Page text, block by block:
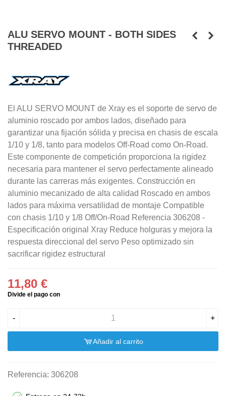
ALU SERVO MOUNT - BOTH SIDES
THREADED
El ALU SERVO MOUNT de Xray es el soporte de servo de
aluminio roscado por ambos lados, diseñado para
garantizar una fijación sólida y precisa en chasis de escala
1/10 y 1/8, tanto para modelos Off-Road como On-Road.
Este componente de competición proporciona la rigidez
necesaria para mantener el servo perfectamente alineado
durante las carreras más exigentes. Construcción en
aluminio mecanizado de alta calidad Roscado en ambos
lados para máxima versatilidad de montaje Compatible
con chasis 1/10 y 1/8 Off/On-Road Referencia 306208 -
Especificación original Xray Reduce holguras y mejora la
respuesta direccional del servo Peso optimizado sin
sacrificar rigidez estructural
11,80 €
- +
Añadir al carrito
Referencia: 306208